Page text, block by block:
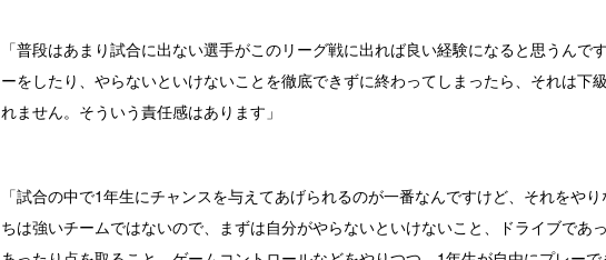
「普段はあまり試合に出ない選手がこのリーグ戦に出れば良い経験になると思うんで
ーをしたり、やらないといけないことを徹底できずに終わってしまったら、それは下
れません。そういう責任感はあります」
「試合の中で1年生にチャンスを与えてあげられるのが一番なんですけど、それをや
ちは強いチームではないので、まずは自分がやらないといけないこと、ドライブであ